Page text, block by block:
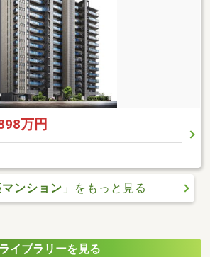
万円
ンション 」をもっと見る
イブラリーを見る